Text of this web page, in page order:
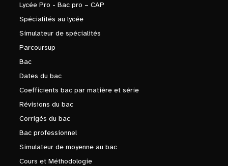
Lycée Pro - Bac pro – CAP
Spécialités au lycée
Simulateur de spécialités
Parcoursup
Bac
Dates du bac
Coefficients bac par matière et série
Révisions du bac
Corrigés du bac
Bac professionnel
Simulateur de moyenne au bac
Cours et Méthodologie